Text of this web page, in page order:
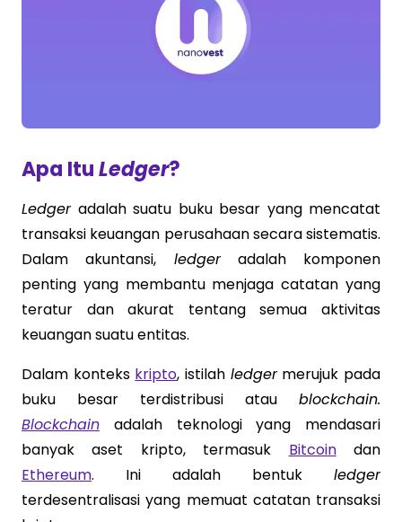
Apa ItuLedger?
Ledgeradalah suatu buku besar yang mencatat
transaksi keuangan perusahaan secara sistematis.
Dalam akuntansi, ledgeradalah komponen
penting yang membantu menjaga catatan yang
teratur dan akurat tentang semua aktivitas
keuangan suatu entitas.
Dalam konteks kripto, istilah ledgermerujuk pada
buku besar terdistribusi atau blockchain.
Blockchain adalah teknologi yang mendasari
banyak aset kripto, termasuk Bitcoindan
Ethereum. Ini adalah bentuk ledger
terdesentralisasi yang memuat catatan transaksi